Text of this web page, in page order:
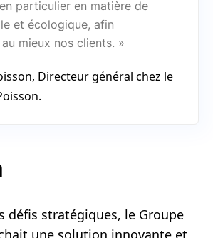
particulier en matière de
et écologique, afin
mieux nos clients. »
Directeur général chez le
défis stratégiques, le Groupe
une solution innovante et